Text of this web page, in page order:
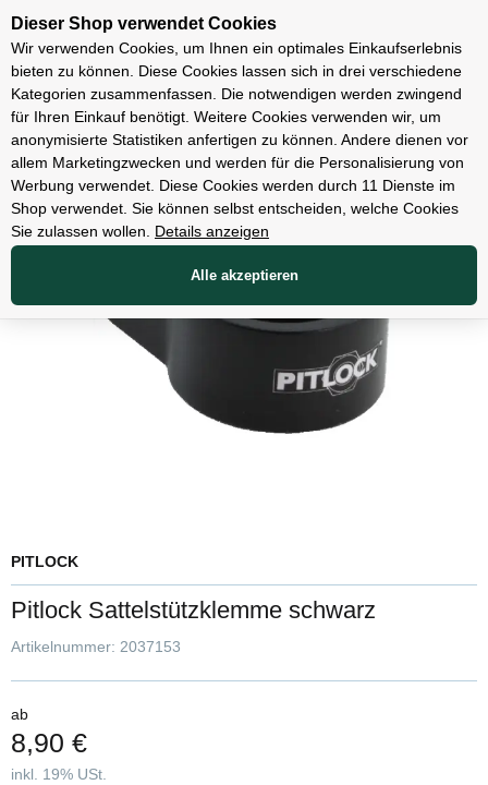
Unsere Filialen
Teile
PITLOCK
Pitlock Sattelstützklemme schwarz
Artikelnummer: 2037153
ab
8,90 €
inkl. 19% USt.
Dieser Shop verwendet Cookies
Wir verwenden Cookies, um Ihnen ein optimales Einkaufserlebnis
bieten zu können. Diese Cookies lassen sich in drei verschiedene
Kategorien zusammenfassen. Die notwendigen werden zwingend
für Ihren Einkauf benötigt. Weitere Cookies verwenden wir, um
anonymisierte Statistiken anfertigen zu können. Andere dienen vor
allem Marketingzwecken und werden für die Personalisierung von
Werbung verwendet. Diese Cookies werden durch 11 Dienste im
Shop verwendet. Sie können selbst entscheiden, welche Cookies
Sie zulassen wollen.
Details anzeigen
Alle akzeptieren